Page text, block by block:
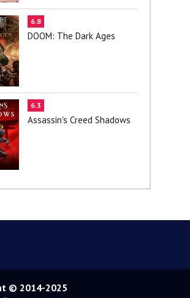
6.8
DOOM: The Dark Ages
6.3
Assassin's Creed Shadows
© 2014-2025